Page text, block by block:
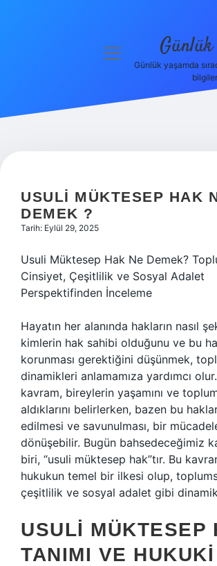
Hakkımızda
menüyü
Günlük yaşamda
USULI MÜKTESEP HAK
DEMEK ?
Tarih: Eylül 29, 2025
Usuli Müktesep Hak Ne Demek?
Cinsiyet, Çeşitlilik ve Sosyal Adalet
Perspektifinden İnceleme
Hayatın her alanında hakların nasıl
kimlerin hak sahibi olduğunu ve bu
korunması gerektiğini düşünmek,
dinamikleri anlamamıza yardımcı
kavram, bireylerin yaşamını ve
aldıklarını belirlerken, bazen bu
edilmesi ve savunulması, bir
dönüşebilir. Bugün bahsedeceğimiz
biri, “usuli müktesep hak”tır. Bu
hukukun temel bir ilkesi olup,
çeşitlilik ve sosyal adalet gibi
USULI MÜKTESEP
TANIMI VE HUKUKI